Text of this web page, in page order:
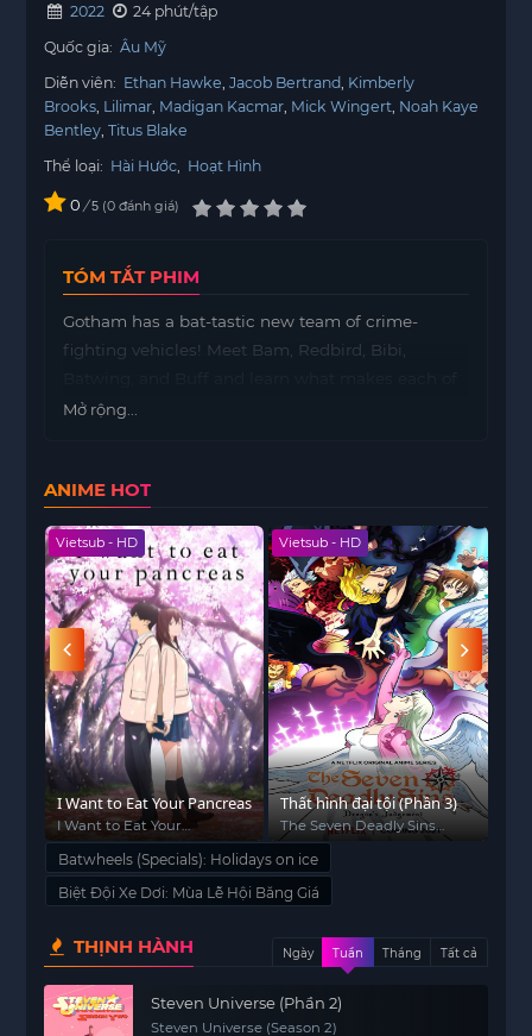
2022
24 phút/tập
Quốc gia: Âu Mỹ
Diễn viên: Ethan Hawke Jacob Bertrand Kimberly
Brooks Lilimar Madigan Kacmar Mick Wingert Noah Kaye
Bentley Titus Blake
Thể loại: Hài Hước Hoạt Hình
0 / 5 0 đánh giá
TÓM TẮT PHIM
Gotham has a bat-tastic new team of crime-
fighting vehicles! Meet Bam, Redbird, Bibi,
these super heroes special as they protect the
Mở rộng...
ANIME HOT
Vietsub - HD
I Want to Eat Your Pancreas
I Want to Eat Your
Pancreas
Vietsub - HD
Thất hình đại tội (Phần 3)
The Seven Deadly Sins
(Season 3)
Batwheels (Specials): Holidays on ice
Biệt Đội Xe Dơi: Mùa Lễ Hội Băng Giá
THỊNH HÀNH Ngày Tuần Tháng Tất cả
Steven Universe (Phần 2)
Steven Universe (Season 2)